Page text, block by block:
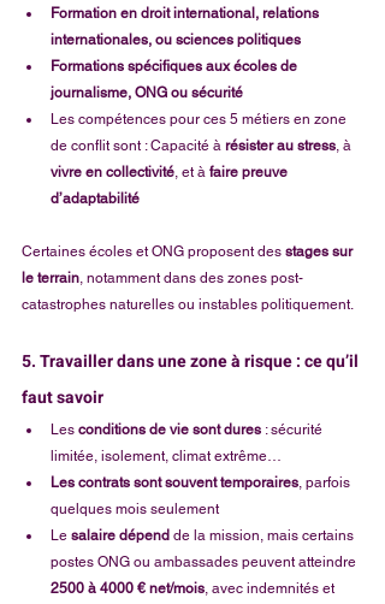
Formation en droit international, relations
internationales, ou sciences politiques
Formations spécifiques aux écoles de
journalisme, ONG ou sécurité
Les compétences pour ces 5 métiers en zone
de conflit sont : Capacité à résister au stress, à
vivre en collectivité, et à faire preuve
d’adaptabilité
Certaines écoles et ONG proposent des stages sur
le terrain, notamment dans des zones post-
catastrophes naturelles ou instables politiquement.
5. Travailler dans une zone à risque : ce qu’il
faut savoir
Les conditions de vie sont dures : sécurité
limitée, isolement, climat extrême…
Les contrats sont souvent temporaires, parfois
quelques mois seulement
Le salaire dépend de la mission, mais certains
postes ONG ou ambassades peuvent atteindre
2500 à 4000 € net/mois, avec indemnités et